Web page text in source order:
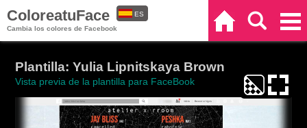
ColoreatuFace
Cambia los colores de Facebook
ES
Plantilla: Yulia Lipnitskaya Brown
Vista previa de la plantilla para FaceBook